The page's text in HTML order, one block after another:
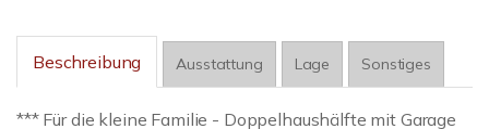
Beschreibung Ausstattung Lage Sonstiges
*** Für die kleine Familie - Doppelhaushälfte mit Garage